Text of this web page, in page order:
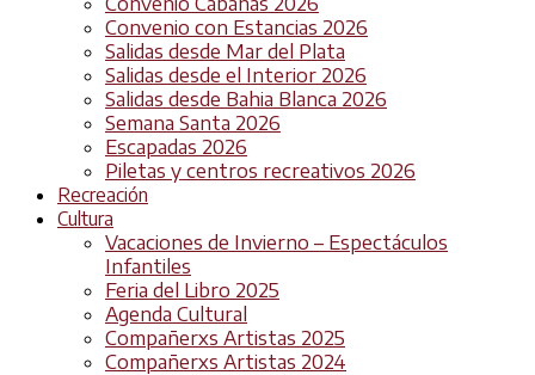
Convenio con Estancias 2026
Salidas desde Mar del Plata
Salidas desde el Interior 2026
Salidas desde Bahia Blanca 2026
Semana Santa 2026
Escapadas 2026
Piletas y centros recreativos 2026
Recreación
Cultura
Vacaciones de Invierno – Espectáculos
Infantiles
Feria del Libro 2025
Agenda Cultural
Compañerxs Artistas 2025
Compañerxs Artistas 2024